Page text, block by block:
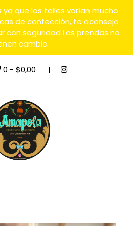
que los talles varían mucho
de confección, te aconsejo
con seguridad Las prendas no
cambio
0 - $0,00